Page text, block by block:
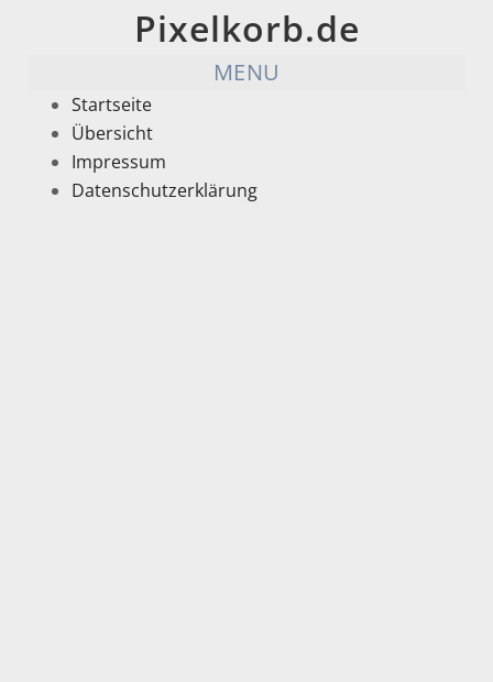
Pixelkorb.de
MENU
Startseite
Übersicht
Impressum
Datenschutzerklärung